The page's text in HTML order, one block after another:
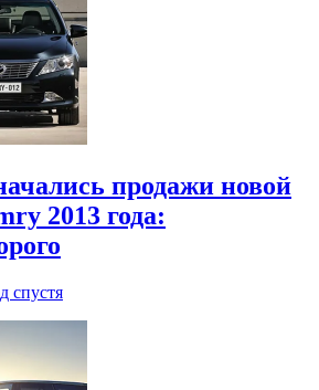
продажи новой
2013 года:
спустя